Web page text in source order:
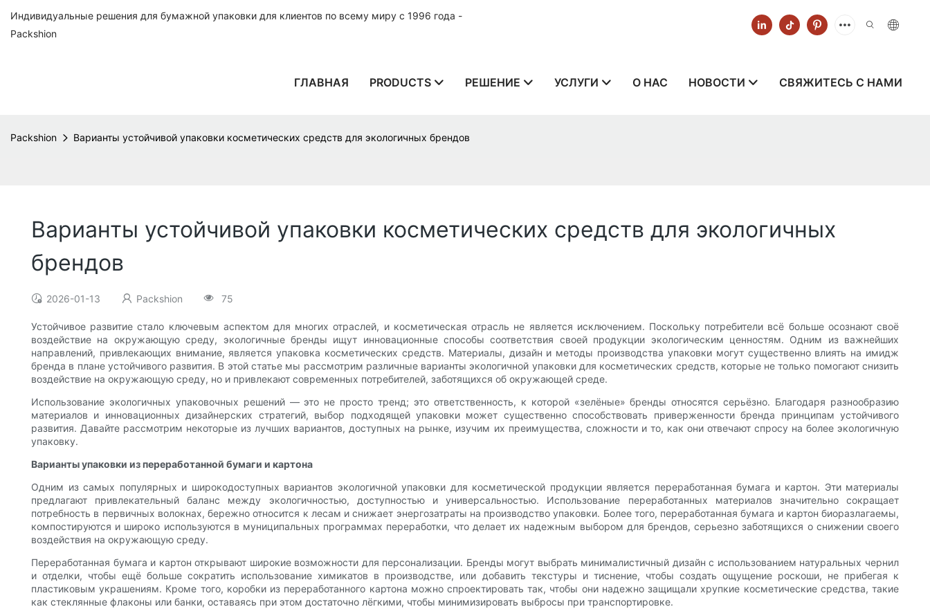
Индивидуальные решения для бумажной упаковки для клиентов по всему миру с 1996 года -
Packshion
ГЛАВНАЯ PRODUCTS РЕШЕНИЕ УСЛУГИ О НАС НОВОСТИ СВЯЖИТЕСЬ С НАМИ
Packshion Варианты устойчивой упаковки косметических средств для экологичных брендов
Варианты устойчивой упаковки косметических средств для экологичных
брендов
2026-01-13 Packshion 75
Устойчивое развитие стало ключевым аспектом для многих отраслей, и косметическая отрасль не является исключением. Поскольку потребители всё больше осознают своё
воздействие на окружающую среду, экологичные бренды ищут инновационные способы соответствия своей продукции экологическим ценностям. Одним из важнейших
направлений, привлекающих внимание, является упаковка косметических средств. Материалы, дизайн и методы производства упаковки могут существенно влиять на имидж
бренда в плане устойчивого развития. В этой статье мы рассмотрим различные варианты экологичной упаковки для косметических средств, которые не только помогают снизить
воздействие на окружающую среду, но и привлекают современных потребителей, заботящихся об окружающей среде.
Использование экологичных упаковочных решений — это не просто тренд; это ответственность, к которой «зелёные» бренды относятся серьёзно. Благодаря разнообразию
материалов и инновационных дизайнерских стратегий, выбор подходящей упаковки может существенно способствовать приверженности бренда принципам устойчивого
развития. Давайте рассмотрим некоторые из лучших вариантов, доступных на рынке, изучим их преимущества, сложности и то, как они отвечают спросу на более экологичную
упаковку.
Варианты упаковки из переработанной бумаги и картона
Одним из самых популярных и широкодоступных вариантов экологичной упаковки для косметической продукции является переработанная бумага и картон. Эти материалы
предлагают привлекательный баланс между экологичностью, доступностью и универсальностью. Использование переработанных материалов значительно сокращает
потребность в первичных волокнах, бережно относится к лесам и снижает энергозатраты на производство упаковки. Более того, переработанная бумага и картон биоразлагаемы,
компостируются и широко используются в муниципальных программах переработки, что делает их надежным выбором для брендов, серьезно заботящихся о снижении своего
воздействия на окружающую среду.
Переработанная бумага и картон открывают широкие возможности для персонализации. Бренды могут выбрать минималистичный дизайн с использованием натуральных чернил
и отделки, чтобы ещё больше сократить использование химикатов в производстве, или добавить текстуры и тиснение, чтобы создать ощущение роскоши, не прибегая к
пластиковым украшениям. Кроме того, коробки из переработанного картона можно спроектировать так, чтобы они надежно защищали хрупкие косметические средства, такие
как стеклянные флаконы или банки, оставаясь при этом достаточно лёгкими, чтобы минимизировать выбросы при транспортировке.